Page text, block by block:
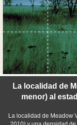
La localidad de
menor) al
La localidad de Meadow